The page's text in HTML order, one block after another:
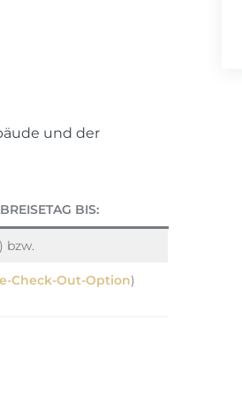
und der
BIS:
bzw.
Check-Out-Option)